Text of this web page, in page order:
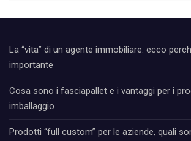
La “vita” di un agente immobiliare: ecco
importante
Cosa sono i fasciapallet e i vantaggi per i
imballaggio
Prodotti “full custom” per le aziende, quali